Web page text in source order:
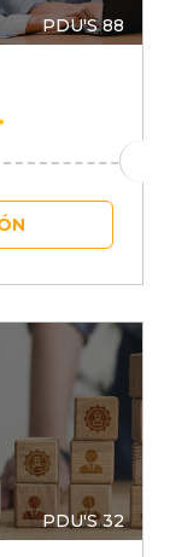
PDU'S 88
PDU'S 32